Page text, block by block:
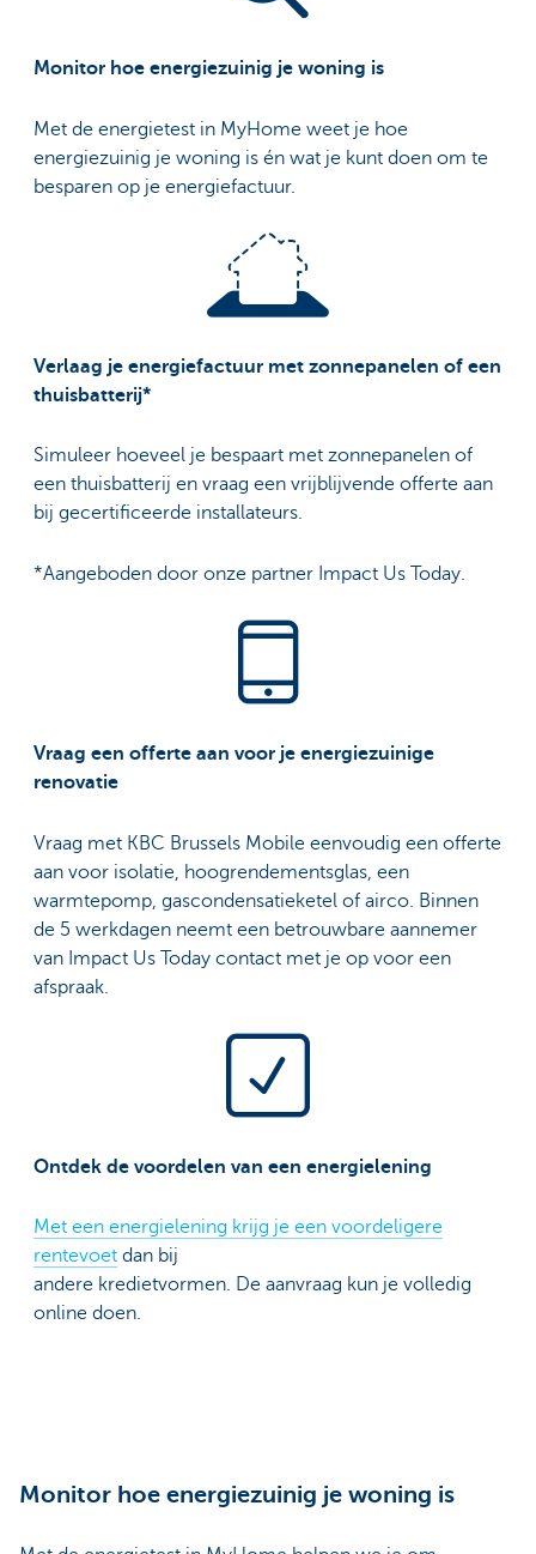
Monitor hoe energiezuinig je woning is
Met de energietest in MyHome weet je hoe
energiezuinig je woning is én wat je kunt doen om te
besparen op je energiefactuur.
Verlaag je energiefactuur met zonnepanelen of een
thuisbatterij*
Simuleer hoeveel je bespaart met zonnepanelen of
een thuisbatterij en vraag een vrijblijvende offerte aan
bij gecertificeerde installateurs.
*Aangeboden door onze partner Impact Us Today.
Vraag een offerte aan voor je energiezuinige
renovatie
Vraag met KBC Brussels Mobile eenvoudig een offerte
aan voor isolatie, hoogrendementsglas, een
warmtepomp, gascondensatieketel of airco. Binnen
de 5 werkdagen neemt een betrouwbare aannemer
van Impact Us Today contact met je op voor een
afspraak.
Ontdek de voordelen van een energielening
Met een energielening krijg je een voordeligere
rentevoet dan bij
andere kredietvormen. De aanvraag kun je volledig
online doen.
Monitor hoe energiezuinig je woning is